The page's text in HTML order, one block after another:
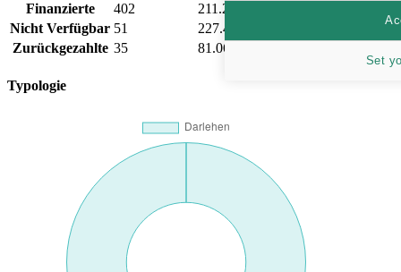
Finanzierte 402 211.23
Nicht Verfügbar 51 227.41
Zurückgezahlte 35 81.06
Typologie
Set